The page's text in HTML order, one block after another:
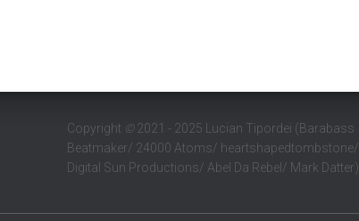
Copyright ©2021 - 2025 Lucian Tipordei (Barabass
Beatmaker/ 24000 Atoms/ heartshapedtombstone/
Digital Sun Productions/ Abel Da Rebel/ Mark Datter)